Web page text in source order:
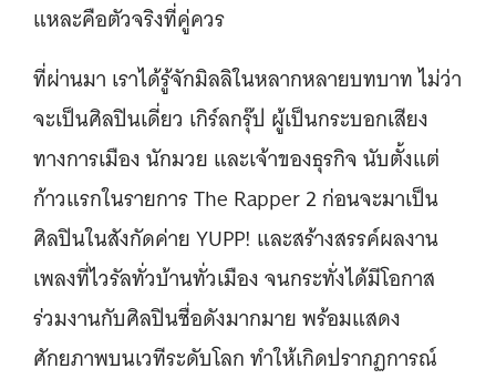
แหละคือตัวจริงที่คู่ควร
ที่ผ่านมา เราได้รู้จักมิลลิในหลากหลายบทบาท ไม่ว่า
จะเป็นศิลปินเดี่ยว เกิร์ลกรุ๊ป ผู้เป็นกระบอกเสียง
ทางการเมือง นักมวย และเจ้าของธุรกิจ นับตั้งแต่
ก้าวแรกในรายการ The Rapper 2 ก่อนจะมาเป็น
ศิลปินในสังกัดค่าย YUPP! และสร้างสรรค์ผลงาน
เพลงที่ไวรัลทั่วบ้านทั่วเมือง จนกระทั่งได้มีโอกาส
ร่วมงานกับศิลปินชื่อดังมากมาย พร้อมแสดง
ศักยภาพบนเวทีระดับโลก ทำให้เกิดปรากฏการณ์